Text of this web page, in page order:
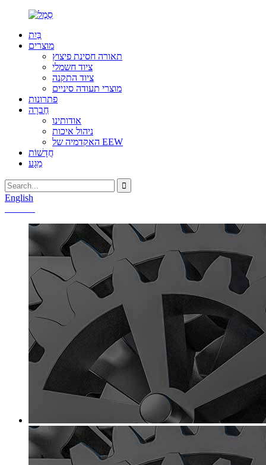
בַּיִת
מוצרים
תאורה חסינת פיצוץ
ציוד חשמלי
ציוד התקנה
מוצרי תעודה סיניים
פתרונות
חֶברָה
אודותינו
ניהול איכות
האקדמיה של EEW
חֲדָשׁוֹת
מַגָע
English